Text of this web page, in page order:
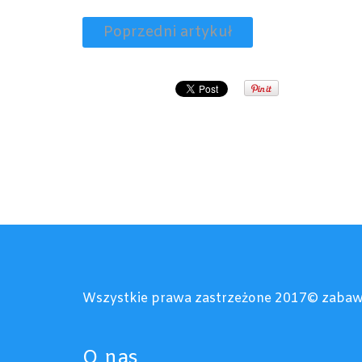
Poprzedni artykuł
Wszystkie prawa zastrzeżone 2017©